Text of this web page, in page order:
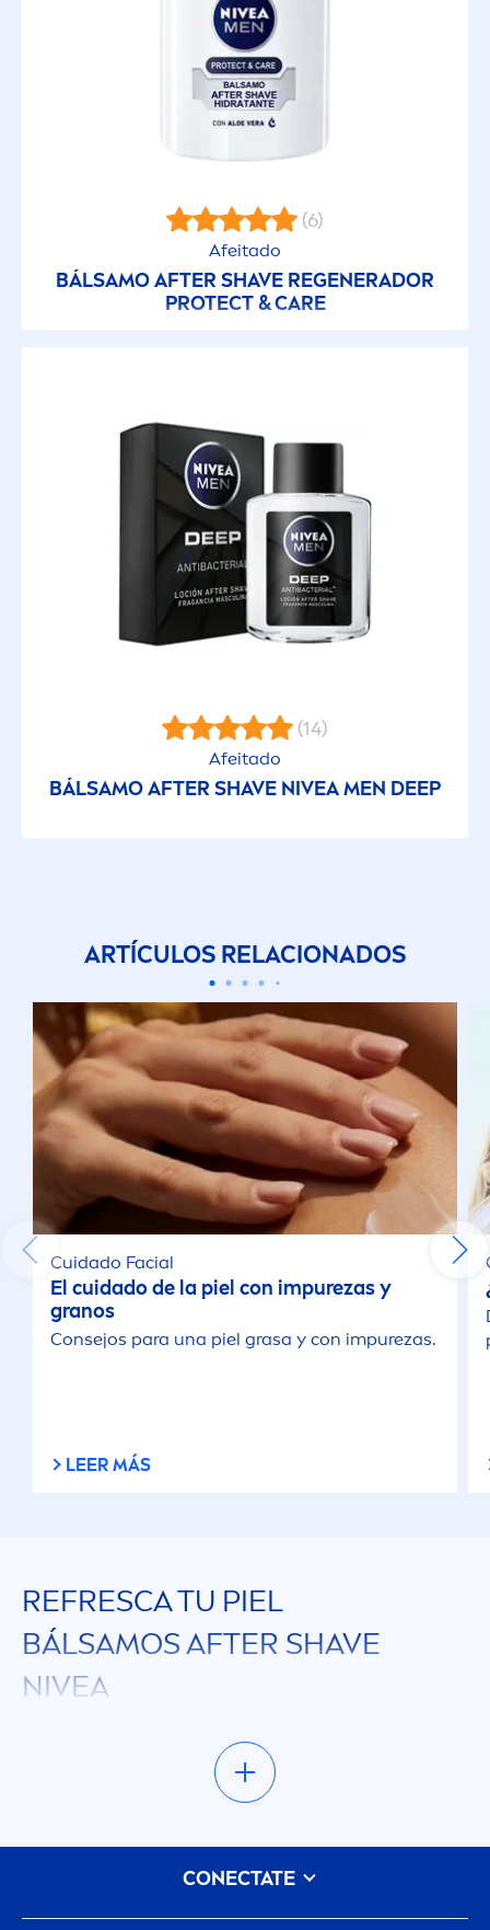
(6)
Afeitado
BÁLSAMO AFTER SHAVE REGENERADOR
PROTECT&CARE
(14)
Afeitado
BÁLSAMO AFTER SHAVE NIVEAMEN DEEP
ARTÍCULOS RELACIONADOS
Cuidado Facial
El cuidado de la piel con impurezas y
granos
Consejos para una piel grasa y con impurezas.
LEER MÁS
REFRESCA TU PIEL
BÁLSAMOS AFTER SHAVE
NIVEA
Tu pregunta: ¿qué hacer cuando el afeitado es
duro para tu piel?. Nuestra respuesta: Usa la
línea de productos para después del afeitado de
Estas lociones para después del afeitado se
absorben rápidamente, no son grasosas y
CONECTATE